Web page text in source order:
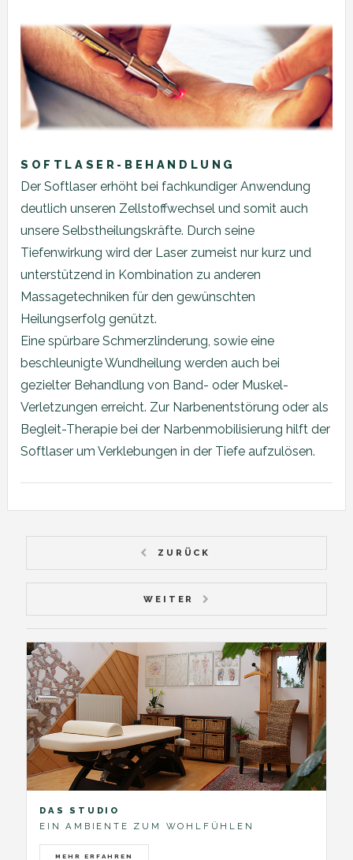
SOFTLASER-BEHANDLUNG
Der Softlaser erhöht bei fachkundiger Anwendung
deutlich unseren Zellstoffwechsel und somit auch
unsere Selbstheilungskräfte. Durch seine
Tiefenwirkung wird der Laser zumeist nur kurz und
unterstützend in Kombination zu anderen
Massagetechniken für den gewünschten
Heilungserfolg genützt.
Eine spürbare Schmerzlinderung, sowie eine
beschleunigte Wundheilung werden auch bei
gezielter Behandlung von Band- oder Muskel-
Verletzungen erreicht. Zur Narbenentstörung oder als
Begleit-Therapie bei der Narbenmobilisierung hilft der
Softlaser um Verklebungen in der Tiefe aufzulösen.
ZURÜCK
WEITER
DAS STUDIO
EIN AMBIENTE ZUM WOHLFÜHLEN
MEHR ERFAHREN